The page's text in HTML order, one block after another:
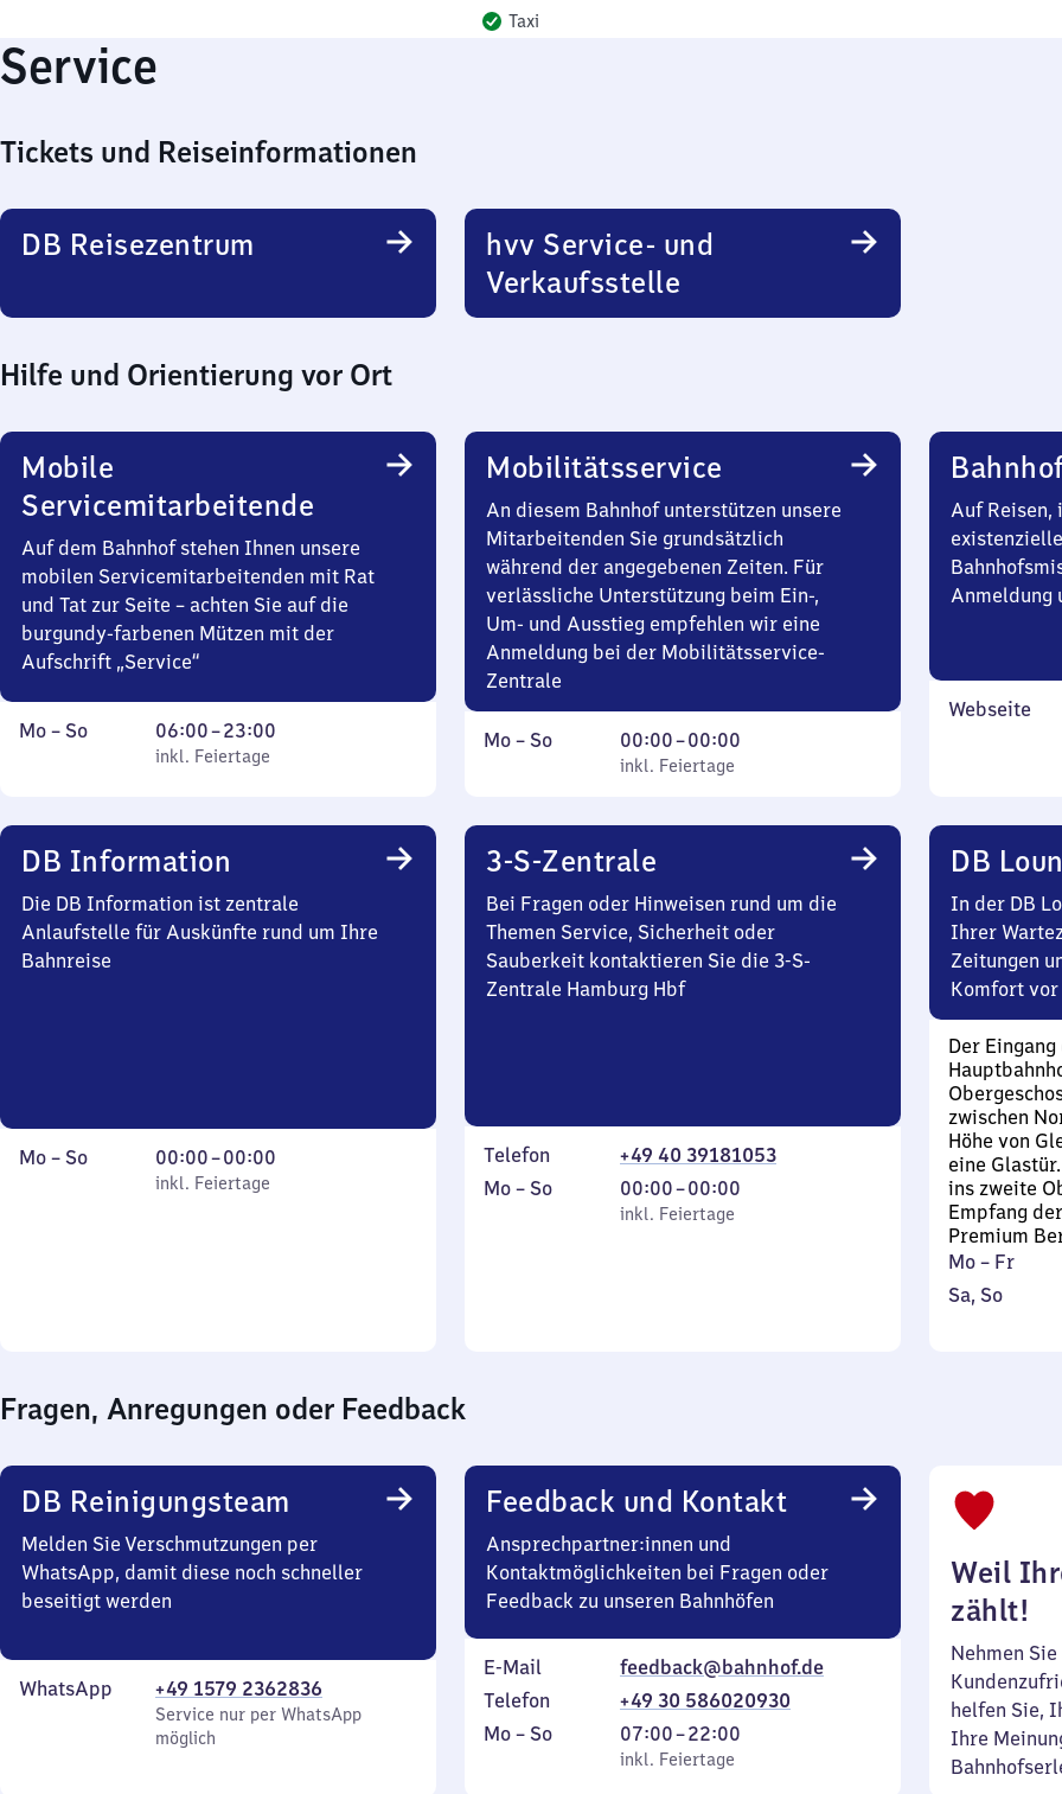
Taxi
Service
Tickets und Reiseinformationen
DB Reisezentrum
hvv Service- und
Verkaufsstelle
Hilfe und Orientierung vor Ort
Mobile
Servicemitarbeitende
Auf dem Bahnhof stehen Ihnen unsere
mobilen Servicemitarbeitenden mit Rat
und Tat zur Seite – achten Sie auf die
burgundy-farbenen Mützen mit der
Aufschrift „Service“
Montag
Mo – So,
inkl. Feiertage
06:00–23:00
Von
6
Uhr
inkl. Feiertage
Mobilitätsservice
An diesem Bahnhof unterstützen unsere
Mitarbeitenden Sie grundsätzlich
während der angegebenen Zeiten. Für
verlässliche Unterstützung beim Ein-,
Um- und Ausstieg empfehlen wir eine
Anmeldung bei der Mobilitätsservice-
Zentrale
Montag
Mo – So,
inkl. Feiertage
00:00–00:00
Von
0
bis
0
inkl. Feiertage
Auf Reisen,
Anmeldung
Webseite
DB Information
Die DB Information ist zentrale
Anlaufstelle für Auskünfte rund um Ihre
Bahnreise
Montag
Mo – So,
inkl. Feiertage
00:00–00:00
Von
0
inkl. Feiertage
3-S-Zentrale
Bei Fragen oder Hinweisen rund um die
Themen Service, Sicherheit oder
Sauberkeit kontaktieren Sie die 3-S-
Zentrale Hamburg Hbf
Telefon
+49 40 39181053
Montag
Mo – So,
inkl. Feiertage
00:00–00:00
Von
0
inkl. Feiertage
DB
In der DB
Ihrer
Zeitungen
Komfort
Der
zwischen
Höhe von
eine
ins zweite
Empfang
Premium
Montag
bis
Mo – Fr
Samstag
Sa, So,
inkl.
Fragen, Anregungen oder Feedback
DB Reinigungsteam
Melden Sie Verschmutzungen per
WhatsApp, damit diese noch schneller
beseitigt werden
WhatsApp +49 1579 2362836
Service nur per WhatsApp
möglich
Feedback und Kontakt
Ansprechpartner:innen und
Kontaktmöglichkeiten bei Fragen oder
Feedback zu unseren Bahnhöfen
E-Mail
feedback@bahnhof.de
Telefon
+49 30 586020930
Montag
Mo – So,
inkl. Feiertage
07:00–22:00
Von
7
inkl. Feiertage
Weil
zählt!
Nehmen
helfen Sie,
Ihre